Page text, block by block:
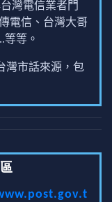
灣電信業者門
電信、台灣大哥
等等。
灣市話來源，包